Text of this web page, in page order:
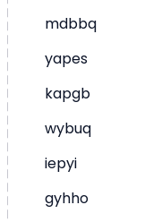
mdbbq
yapes
kapgb
wybuq
iepyi
gyhho